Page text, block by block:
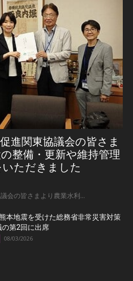
進関東協議会の皆さま
整備・更新や維持管理
ただきました
会の皆さまより農業水利...
本地震を受けた総務省非常災害対策
の第2回に出席
08/03/2026